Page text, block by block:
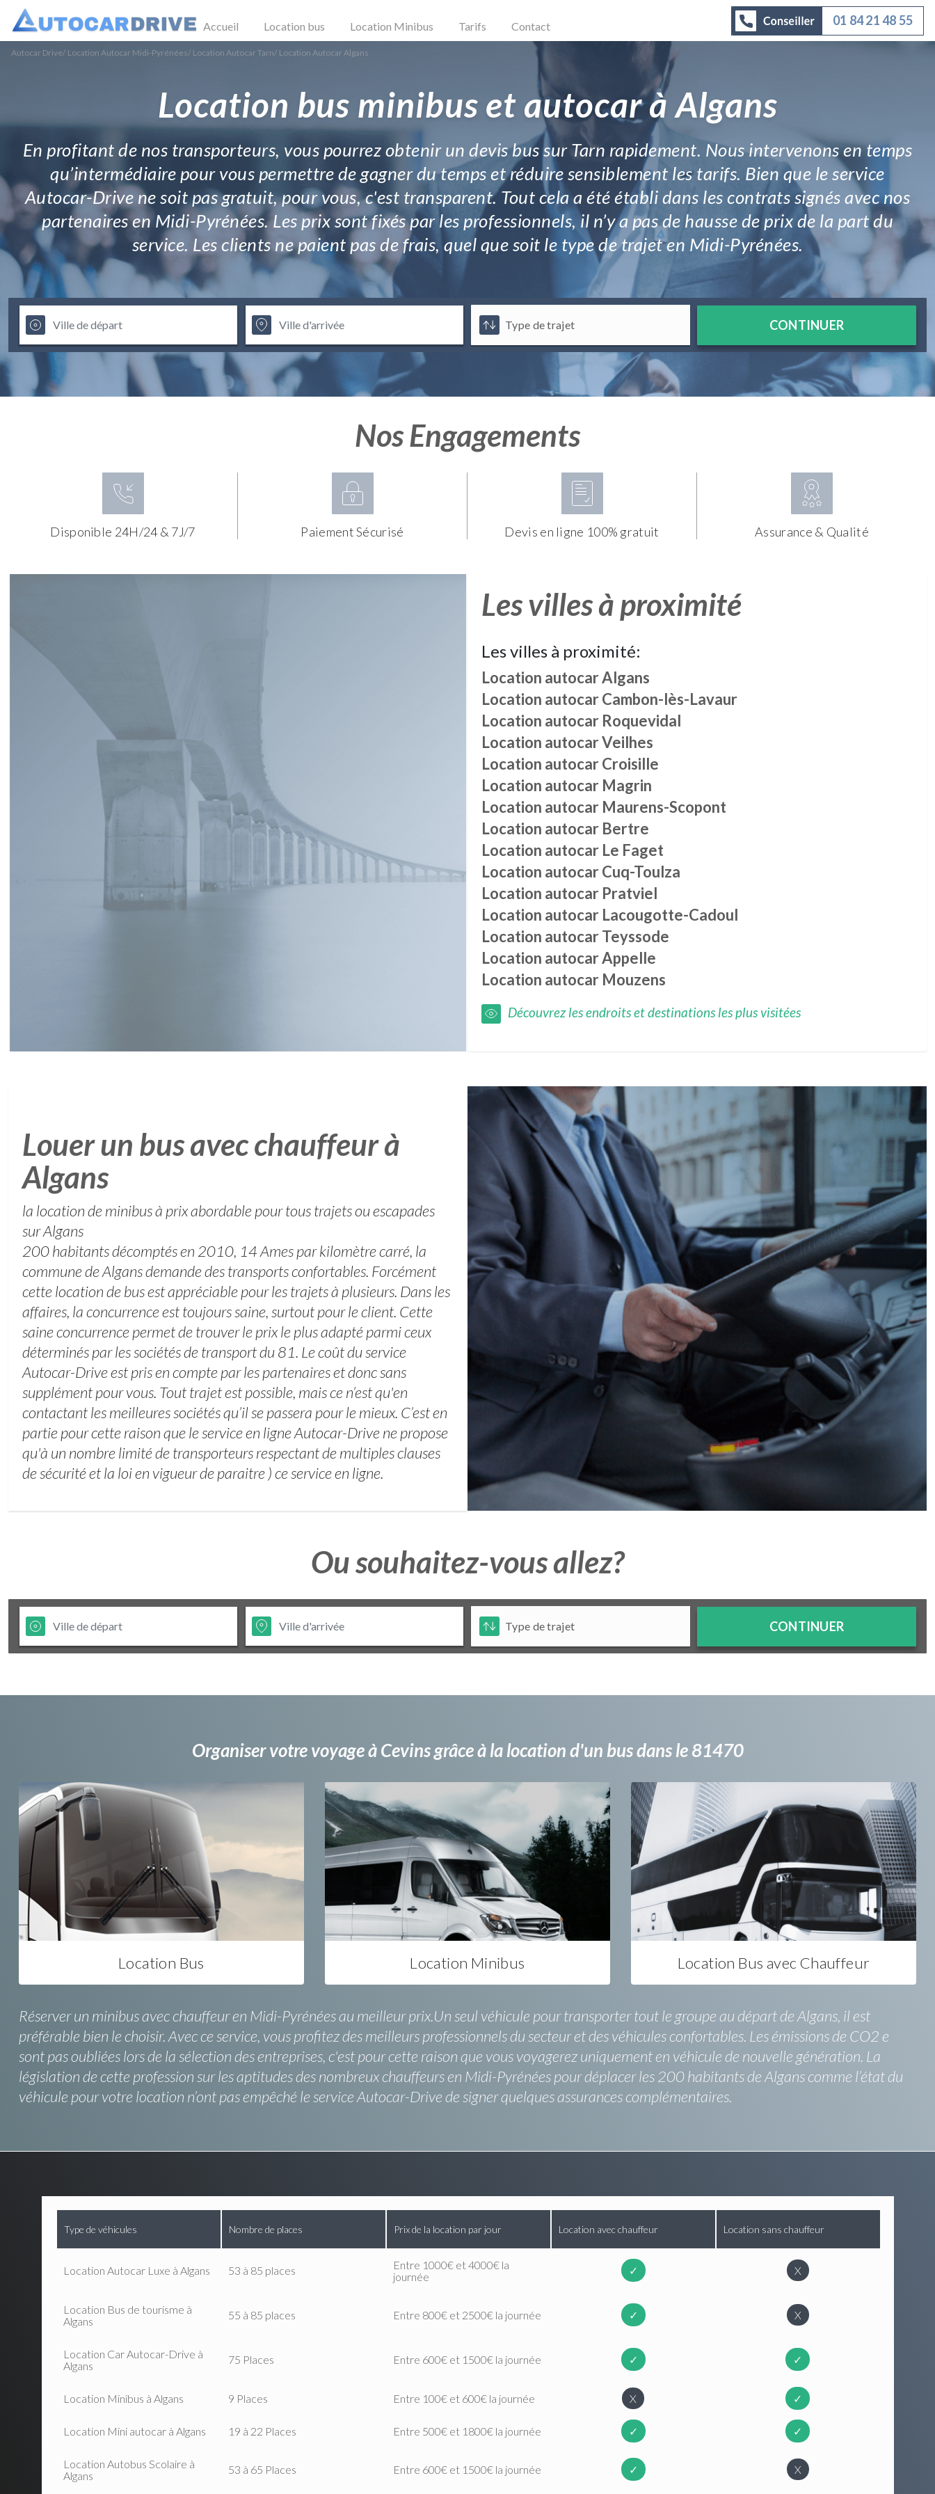
Accueil Location bus Location Minibus Tarifs Contact 01 84 21 48 55
Autocar Drive/ Location Autocar Midi-Pyrénées/ Location Autocar Tarn/ Location Autocar Algans
Location bus minibus et autocar à Algans
En profitant de nos transporteurs, vous pourrez obtenir un devis bus sur Tarn rapidement. Nous intervenons en temps
qu’intermédiaire pour vous permettre de gagner du temps et réduire sensiblement les tarifs. Bien que le service
Autocar-Drive ne soit pas gratuit, pour vous, c'est transparent. Tout cela a été établi dans les contrats signés avec nos
partenaires en Midi-Pyrénées. Les prix sont fixés par les professionnels, il n’y a pas de hausse de prix de la part du
service. Les clients ne paient pas de frais, quel que soit le type de trajet en Midi-Pyrénées.
CONTINUER
Nos Engagements
Disponible 24H/24 & 7J/7 Paiement Sécurisé Devis en ligne 100% gratuit Assurance & Qualité
Les villes à proximité
Les villes à proximité:
Location autocarAlgans
Location autocarCambon-lès-Lavaur
Location autocar Roquevidal
Location autocarVeilhes
Location autocarCroisille
Location autocar Magrin
Location autocar Maurens-Scopont
Location autocar Bertre
Location autocar Le Faget
Location autocarCuq-Toulza
Location autocar Pratviel
Location autocar Lacougotte-Cadoul
Location autocarTeyssode
Location autocarAppelle
Location autocar Mouzens
Découvrez les endroits et destinations les plus visitées
Louer un bus avec chauffeur à
Algans
la location de minibus à prix abordable pour tous trajets ou escapades
sur Algans
200 habitants décomptés en 2010, 14 Ames par kilomètre carré, la
commune de Algans demande des transports confortables. Forcément
cette location de bus est appréciable pour les trajets à plusieurs. Dans les
affaires, la concurrence est toujours saine, surtout pour le client. Cette
saine concurrence permet de trouver le prix le plus adapté parmi ceux
déterminés par les sociétés de transport du 81. Le coût du service
Autocar-Drive est pris en compte par les partenaires et donc sans
supplément pour vous. Tout trajet est possible, mais ce n’est qu'en
contactant les meilleures sociétés qu’il se passera pour le mieux. C’est en
partie pour cette raison que le service en ligne Autocar-Drive ne propose
qu'à un nombre limité de transporteurs respectant de multiples clauses
de sécurité et la loi en vigueur de paraitre ) ce service en ligne.
Ou souhaitez-vous allez?
CONTINUER
Organiser votre voyage à Cevins grâce à la location d'un bus dans le 81470
Location Bus Location Minibus Location Bus avec Chauffeur
Réserver un minibus avec chauffeur en Midi-Pyrénées au meilleur prix.Un seul véhicule pour transporter tout le groupe au départ de Algans, il est
préférable bien le choisir. Avec ce service, vous profitez des meilleurs professionnels du secteur et des véhicules confortables. Les émissions de CO2 e
sont pas oubliées lors de la sélection des entreprises, c'est pour cette raison que vous voyagerez uniquement en véhicule de nouvelle génération. La
législation de cette profession sur les aptitudes des nombreux chauffeurs en Midi-Pyrénées pour déplacer les 200 habitants de Algans comme l’état du
véhicule pour votre location n’ont pas empêché le service Autocar-Drive de signer quelques assurances complémentaires.
Type de véhicules Nombre de places Prix de la location par jour Location avec chauffeur Location sans chauffeur
Location Autocar Luxe à Algans 53 à 85 places
Entre 1000€ et 4000€ la
journée
✓ X
Location Bus de tourisme à
Algans
55 à 85 places Entre 800€ et 2500€ la journée ✓ X
Location Car Autocar-Drive à
Algans
75 Places Entre 600€ et 1500€ la journée ✓ ✓
Location Minibus à Algans 9 Places Entre 100€ et 600€ la journée X ✓
Location Mini autocar à Algans 19 à 22 Places Entre 500€ et 1800€ la journée ✓ ✓
Location Autobus Scolaire à
Algans
53 à 65 Places Entre 600€ et 1500€ la journée ✓ X